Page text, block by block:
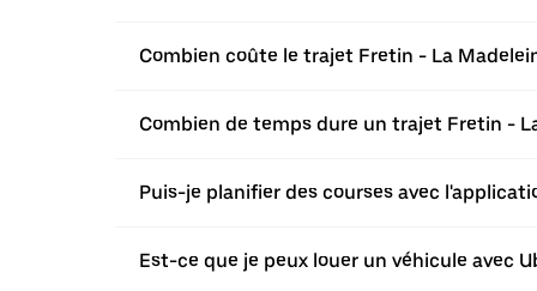
Combien coûte le trajet Fretin - La
Combien de temps dure un trajet Fretin -
Puis-je planifier des courses avec
Est-ce que je peux louer un véhicule avec